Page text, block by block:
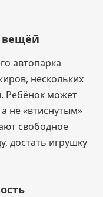
вещёй
автопарка
нескольких
Ребёнок может
не «втиснутым»
свободное
достать игрушку